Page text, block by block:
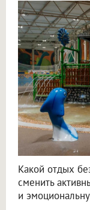
Какой отдых
сменить
и